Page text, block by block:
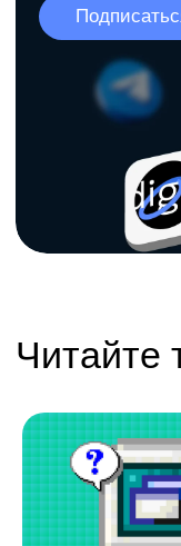
Главная
Стать автором
Пишите на почту